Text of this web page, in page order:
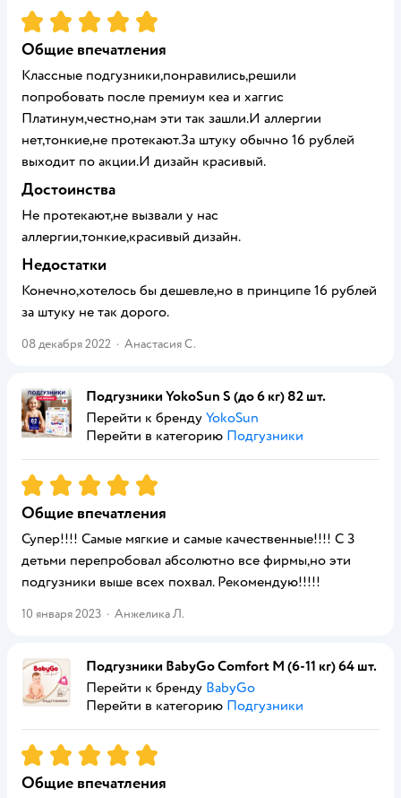
Рейтинг:5
Общие впечатления
Классные подгузники,понравились,решили
попробовать после премиум кеа и хаггис
Платинум,честно,нам эти так зашли.И аллергии
нет,тонкие,не протекают.За штуку обычно 16 рублей
выходит по акции.И дизайн красивый.
Достоинства
Не протекают,не вызвали у нас
аллергии,тонкие,красивый дизайн.
Недостатки
Конечно,хотелось бы дешевле,но в принципе 16 рублей
за штуку не так дорого.
08 декабря 2022 · Анастасия С.
Подгузники YokoSun S (до 6 кг) 82 шт.
Перейти к бренду YokoSun
Перейти в категорию Подгузники
Рейтинг:5
Общие впечатления
Супер!!!! Самые мягкие и самые качественные!!!! С 3
детьми перепробовал абсолютно все фирмы,но эти
подгузники выше всех похвал. Рекомендую!!!!!
10 января 2023 · Анжелика Л.
Подгузники BabyGo Comfort M (6-11 кг) 64 шт.
Перейти к бренду BabyGo
Перейти в категорию Подгузники
Рейтинг:5
Общие впечатления